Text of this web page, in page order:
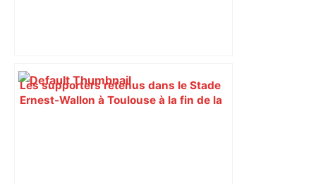
Les supporters retenus dans le Stade
Ernest-Wallon à Toulouse à la fin de la